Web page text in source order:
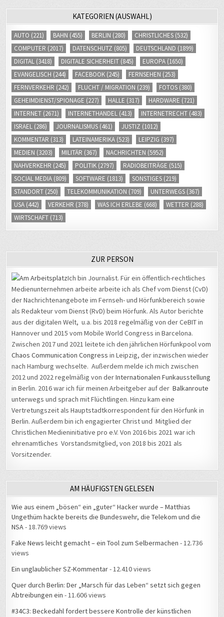
KATEGORIEN (AUSWAHL)
AUTO (221) BAHN (455) BERLIN (280) CHRISTLICHES (532)
COMPUTER (2017) DATENSCHUTZ (805) DEUTSCHLAND (1899)
DIGITAL (3418) DIGITALE SICHERHEIT (845) EUROPA (1650)
EVANGELISCH (244) FACEBOOK (245) FERNSEHEN (253)
FERNVERKEHR (242) FLUCHT / MIGRATION (239) FOTOS (380)
GEHEIMDIENST/SPIONAGE (227) HALLE (317) HARDWARE (721)
INTERNET (2671) INTERNETHANDEL (413) INTERNETRECHT (483)
ISRAEL (286) JOURNALISMUS (461) JUSTIZ (1012)
KOMMENTAR (313) LATEINAMERIKA (523) LEIPZIG (397)
MEDIEN (3203) MILITÄR (367) NACHRICHTEN (5952)
NAHVERKEHR (245) POLITIK (2797) RADIOBEITRÄGE (515)
SOCIAL MEDIA (809) SOFTWARE (1813) SONSTIGES (219)
STANDORT (250) TELEKOMMUNIKATION (709) UNTERWEGS (367)
USA (442) VERKEHR (378) WAS ICH ERLEBE (668) WETTER (288)
WIRTSCHAFT (713)
ZUR PERSON
Ich bin Journalist. Für ein öffentlich-rechtliches
Medienunternehmen arbeite arbeite ich als Chef vom Dienst (CvD)
der Nachrichtenangebote im Fernseh- und Hörfunkbereich sowie
als Redakteur vom Dienst (RvD) beim Hörfunk. Als Autor berichte
aus der digitalen Welt, u.a. bis 2018 regelmäßig von der CeBIT in
Hannover und 2015 vom Mobile World Congress in Barcelona.
Zwischen 2017 und 2021 leitete ich den jährlichen Hörfunkpool vom
Chaos Communication Congress in Leipzig, der inzwischen wieder
nach Hamburg wechselte. Außerdem melde ich mich zwischen
2012 und 2022 regelmäßig von derInternationalen Funkausstellung
in Berlin. 2016 war ich für meinen Arbeitgeber auf derBalkanroute
unterwegs und sprach mit Flüchtlingen. Hinzu kam eine
Vertretungszeit als Hauptstadtkorrespondent für den Hörfunk in
Berlin. Außerdem bin ich engagierter Christ und Mitglied der
Christlichen Medieninitiative pro e.V. Von 2016 bis 2021 war ich
ehrenamtliches Vorstandsmitglied, von 2018 bis 2021 als
Vorsitzender.
AM HÄUFIGSTEN GELESEN
Wie aus einem „bösen“ ein „guter“ Hacker wurde – Matthias
Ungethüm hackte bereits die Bundeswehr, die Telekom und die
NSA- 18.769 views
Fake News leicht gemacht – ein Tool zum Selbermachen - 12.736
views
Ein unglaublicher SZ-Kommentar- 12.410 views
Quer durch Berlin: Der „Marsch für das Leben“ setzt sich gegen
Abtreibungen ein - 11.606 views
#34C3: Beckedahl fordert bessere Kontrolle der künstlichen